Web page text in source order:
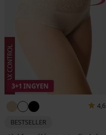
3+1 INGYEN
4,6
BESTSELLER